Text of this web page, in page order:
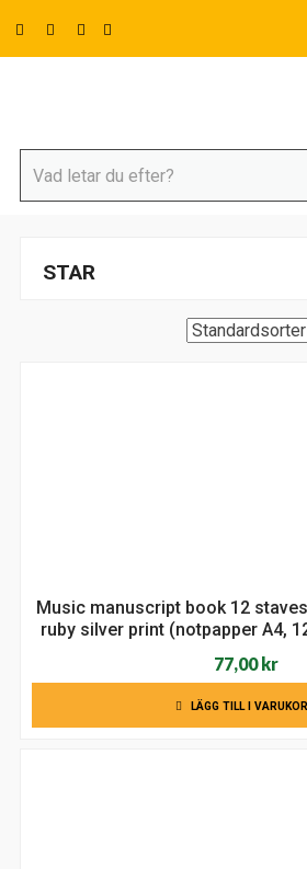
STAR
Music manuscript book 12
ruby silver print (notpapper A4,
77,00 kr
LÄGG TILL I